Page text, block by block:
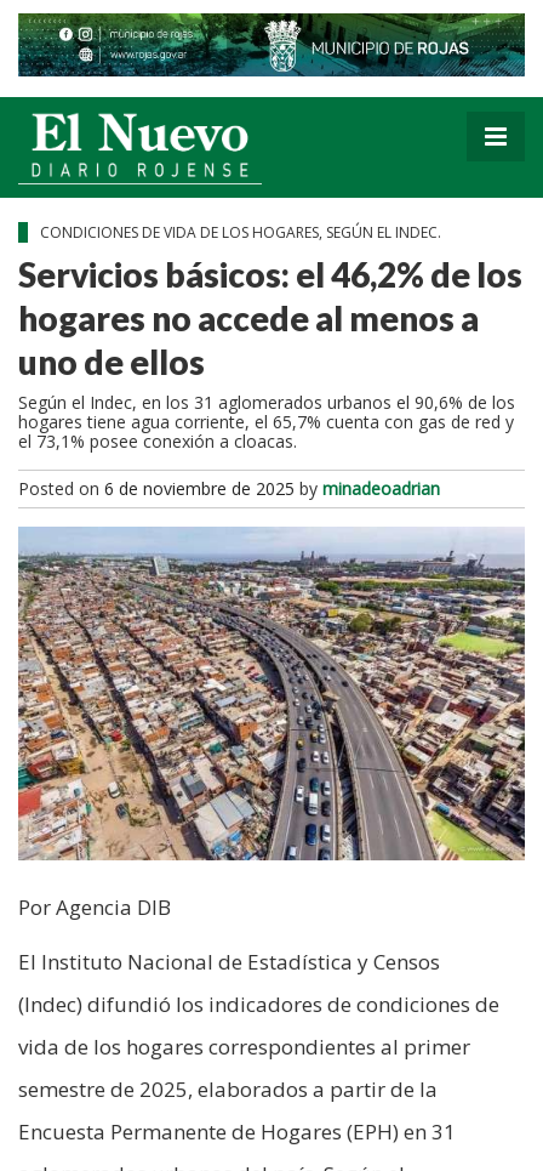
CONDICIONES DE VIDA DE LOS HOGARES, SEGÚN EL INDEC.
Servicios básicos: el 46,2% de los
hogares no accede al menos a
uno de ellos
Según el Indec, en los 31 aglomerados urbanos el 90,6% de los
hogares tiene agua corriente, el 65,7% cuenta con gas de red y
el 73,1% posee conexión a cloacas.
Posted on 6 de noviembre de 2025 by minadeoadrian
Por Agencia DIB
El Instituto Nacional de Estadística y Censos
(Indec) difundió los indicadores de condiciones de
vida de los hogares correspondientes al primer
semestre de 2025, elaborados a partir de la
Encuesta Permanente de Hogares (EPH) en 31